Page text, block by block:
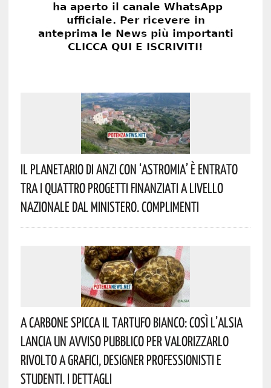
Il Planetario Di Anzi Con ‘Astromia’ È Entrato
Tra I Quattro Progetti Finanziati A Livello
Nazionale Dal Ministero. Complimenti
A Carbone Spicca Il Tartufo Bianco: Così L’Alsia
Lancia Un Avviso Pubblico Per Valorizzarlo
Rivolto A Grafici, Designer Professionisti E
Studenti. I Dettagli